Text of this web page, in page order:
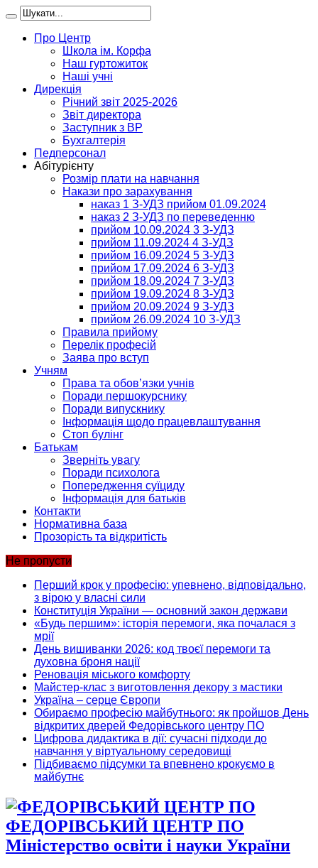
Про Центр
Школа ім. Корфа
Наш гуртожиток
Наші учні
Дирекція
Річний звіт 2025-2026
Звіт директора
Заступник з ВР
Бухгалтерія
Педперсонал
Абітурієнту
Розмір плати на навчання
Накази про зарахування
наказ 1 З-УДЗ прийом 01.09.2024
наказ 2 З-УДЗ по переведенню
прийом 10.09.2024 3 З-УДЗ
прийом 11.09.2024 4 З-УДЗ
прийом 16.09.2024 5 З-УДЗ
прийом 17.09.2024 6 З-УДЗ
прийом 18.09.2024 7 З-УДЗ
прийом 19.09.2024 8 З-УДЗ
прийом 20.09.2024 9 З-УДЗ
прийом 26.09.2024 10 З-УДЗ
Правила прийому
Перелік професій
Заява про вступ
Учням
Права та обов’язки учнів
Поради першокурснику
Поради випускнику
Інформація щодо працевлаштування
Стоп булінг
Батькам
Зверніть увагу
Поради психолога
Попередження суїциду
Інформація для батьків
Контакти
Нормативна база
Прозорість та відкритість
Не пропусти
Перший крок у професію: упевнено, відповідально,
з вірою у власні сили
Конституція України — основний закон держави
«Будь першим»: історія перемоги, яка почалася з
мрії
День вишиванки 2026: код твоєї перемоги та
духовна броня нації
Реновація міського комфорту
Майстер-клас з виготовлення декору з мастики
Україна – серце Європи
Обираємо професію майбутнього: як пройшов День
відкритих дверей Федорівського центру ПО
Цифрова дидактика в дії: сучасні підходи до
навчання у віртуальному середовищі
Підбиваємо підсумки та впевнено крокуємо в
майбутнє
ФЕДОРІВСЬКИЙ ЦЕНТР ПО
Міністерство освіти і науки України